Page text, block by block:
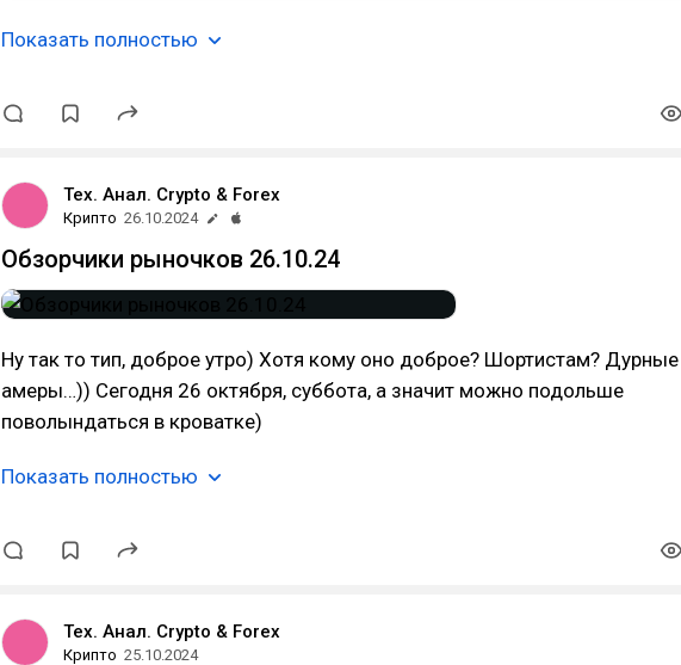
Показать полностью
Тех. Анал. Crypto & Forex
Крипто 26.10.2024
Обзорчики рыночков 26.10.24
Ну так то тип, доброе утро) Хотя кому оно доброе? Шортистам? Дурные
амеры…)) Сегодня 26 октября, суббота, а значит можно подольше
поволындаться в кроватке)
Показать полностью
Тех. Анал. Crypto & Forex
Крипто 25.10.2024